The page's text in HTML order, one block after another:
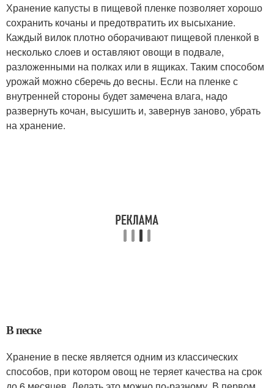
Хранение капусты в пищевой пленке позволяет хорошо
сохранить кочаны и предотвратить их высыхание.
Каждый вилок плотно оборачивают пищевой пленкой в
несколько слоев и оставляют овощи в подвале,
разложенными на полках или в ящиках. Таким способом
урожай можно сберечь до весны. Если на пленке с
внутренней стороны будет замечена влага, надо
развернуть кочан, высушить и, завернув заново, убрать
на хранение.
В песке
Хранение в песке является одним из классических
способов, при котором овощ не теряет качества на срок